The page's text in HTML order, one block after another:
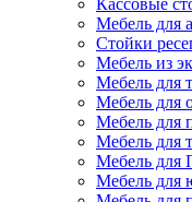
Кассовые
Мебель для
Стойки
Мебель из
Мебель для
Мебель для
Мебель для
Мебель для
Мебель для
Мебель для